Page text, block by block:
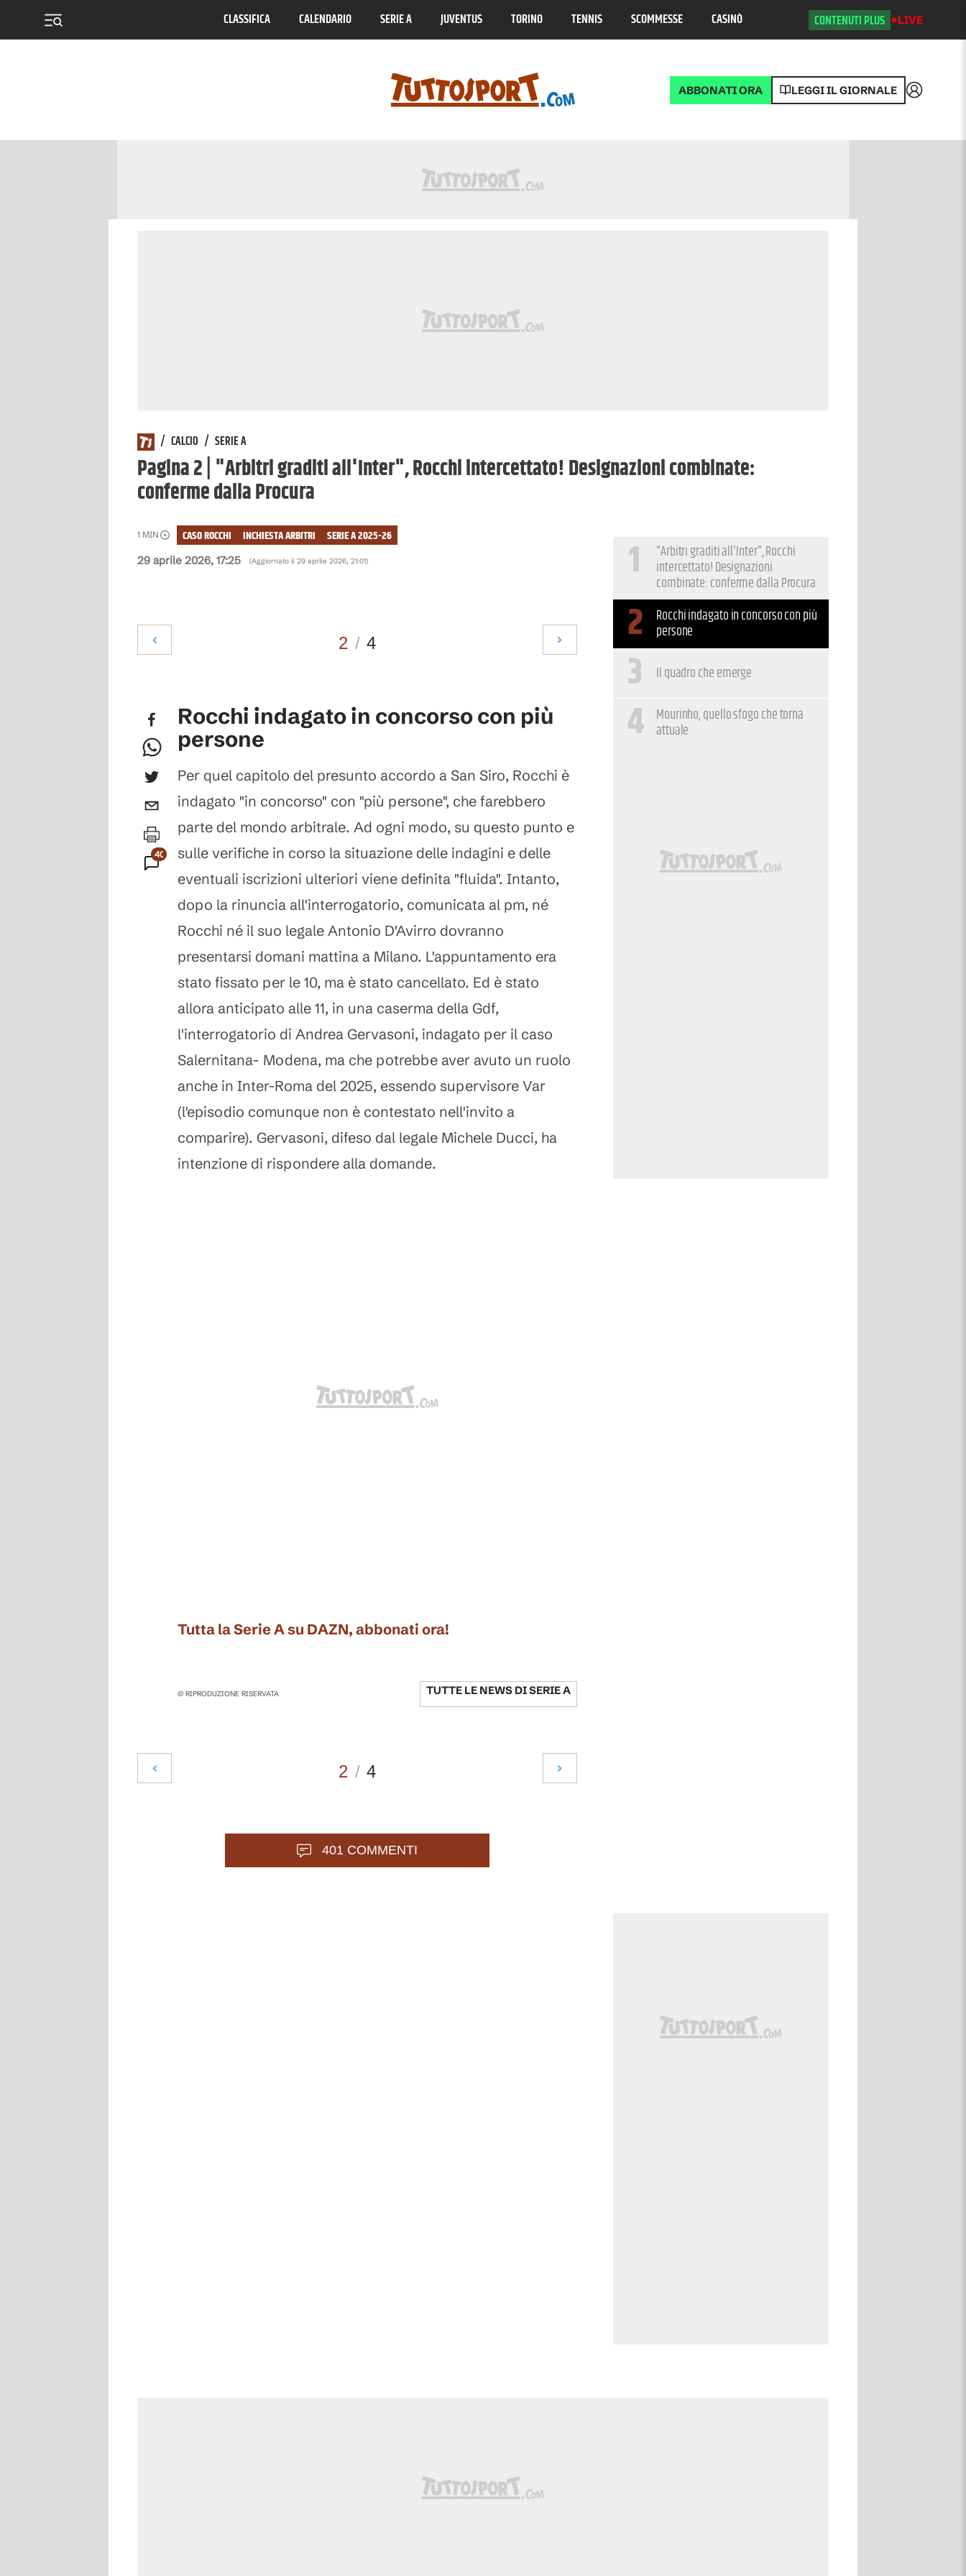
CLASSIFICA CALENDARIO SERIE A JUVENTUS TORINO TENNIS SCOMMESSE CASINÒ CONTENUTI PLUS LIVE
ABBONATI ORA LEGGI IL GIORNALE Accedi
/ CALCIO / SERIE A
Pagina 2 | "Arbitri graditi all'Inter", Rocchi intercettato! Designazioni combinate:
conferme dalla Procura
29 aprile 2026, 17:25 (Aggiornato il 29 aprile 2026, 21:01)
1 MIN SERIE A 2025-26
INCHIESTA ARBITRI
CASO ROCCHI
2 / 4
401
Commenti
Rocchi indagato in concorso con più
persone
Per quel capitolo del presunto accordo a San Siro, Rocchi è
indagato "in concorso" con "più persone", che farebbero
parte del mondo arbitrale. Ad ogni modo, su questo punto e
sulle verifiche in corso la situazione delle indagini e delle
eventuali iscrizioni ulteriori viene definita "fluida". Intanto,
dopo la rinuncia all'interrogatorio, comunicata al pm, né
Rocchi né il suo legale Antonio D'Avirro dovranno
presentarsi domani mattina a Milano. L'appuntamento era
stato fissato per le 10, ma è stato cancellato. Ed è stato
allora anticipato alle 11, in una caserma della Gdf,
l'interrogatorio di Andrea Gervasoni, indagato per il caso
Salernitana- Modena, ma che potrebbe aver avuto un ruolo
anche in Inter-Roma del 2025, essendo supervisore Var
(l'episodio comunque non è contestato nell'invito a
comparire). Gervasoni, difeso dal legale Michele Ducci, ha
intenzione di rispondere alla domande.
Tutta la Serie A su DAZN, abbonati ora!
© RIPRODUZIONE RISERVATA TUTTE LE NEWS DISERIE A
2 / 4
401 COMMENTI
1 "Arbitri graditi all'Inter", Rocchi
intercettato! Designazioni
combinate: conferme dalla Procura
2 Rocchi indagato in concorso con più
persone
3 Il quadro che emerge
4 Mourinho, quello sfogo che torna
attuale